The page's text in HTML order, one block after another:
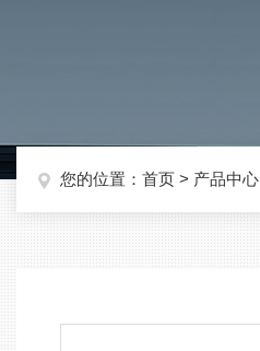
您的位置： 首页 > 产品中心